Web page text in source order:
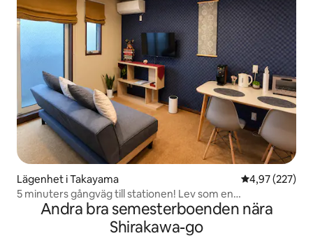
Lägenhet i Takayama 4,97 av 5 i
4,97 (227)
5 minuters gångväg till stationen! Lev som en
lokalinvånare【SAI】
Andra bra semesterboenden nära
Shirakawa-go